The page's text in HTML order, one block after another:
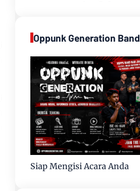
Oppunk Generation Band
Siap Mengisi Acara Anda